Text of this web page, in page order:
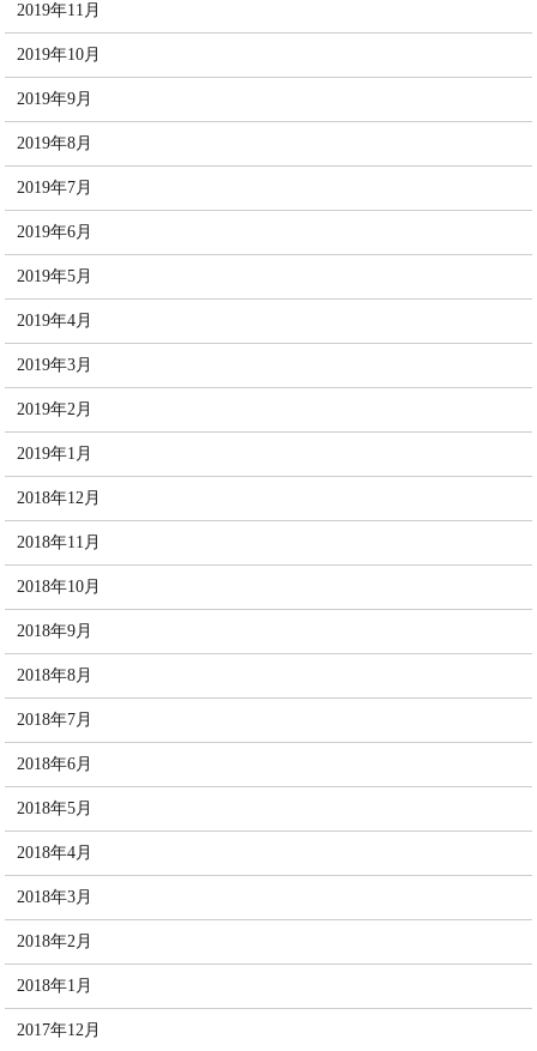
2019年11月
2019年10月
2019年9月
2019年8月
2019年7月
2019年6月
2019年5月
2019年4月
2019年3月
2019年2月
2019年1月
2018年12月
2018年11月
2018年10月
2018年9月
2018年8月
2018年7月
2018年6月
2018年5月
2018年4月
2018年3月
2018年2月
2018年1月
2017年12月